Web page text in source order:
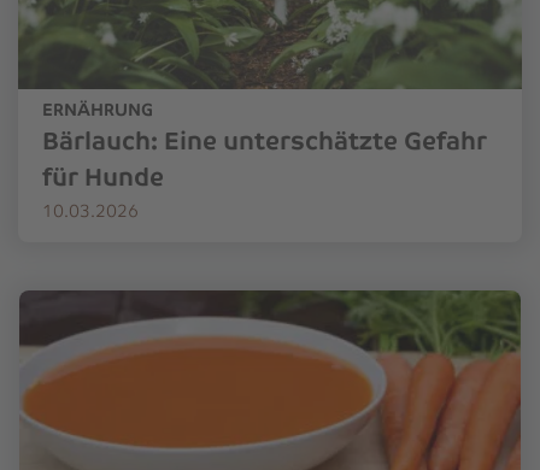
ERNÄHRUNG
Bärlauch: Eine unterschätzte Gefahr
für Hunde
10.03.2026